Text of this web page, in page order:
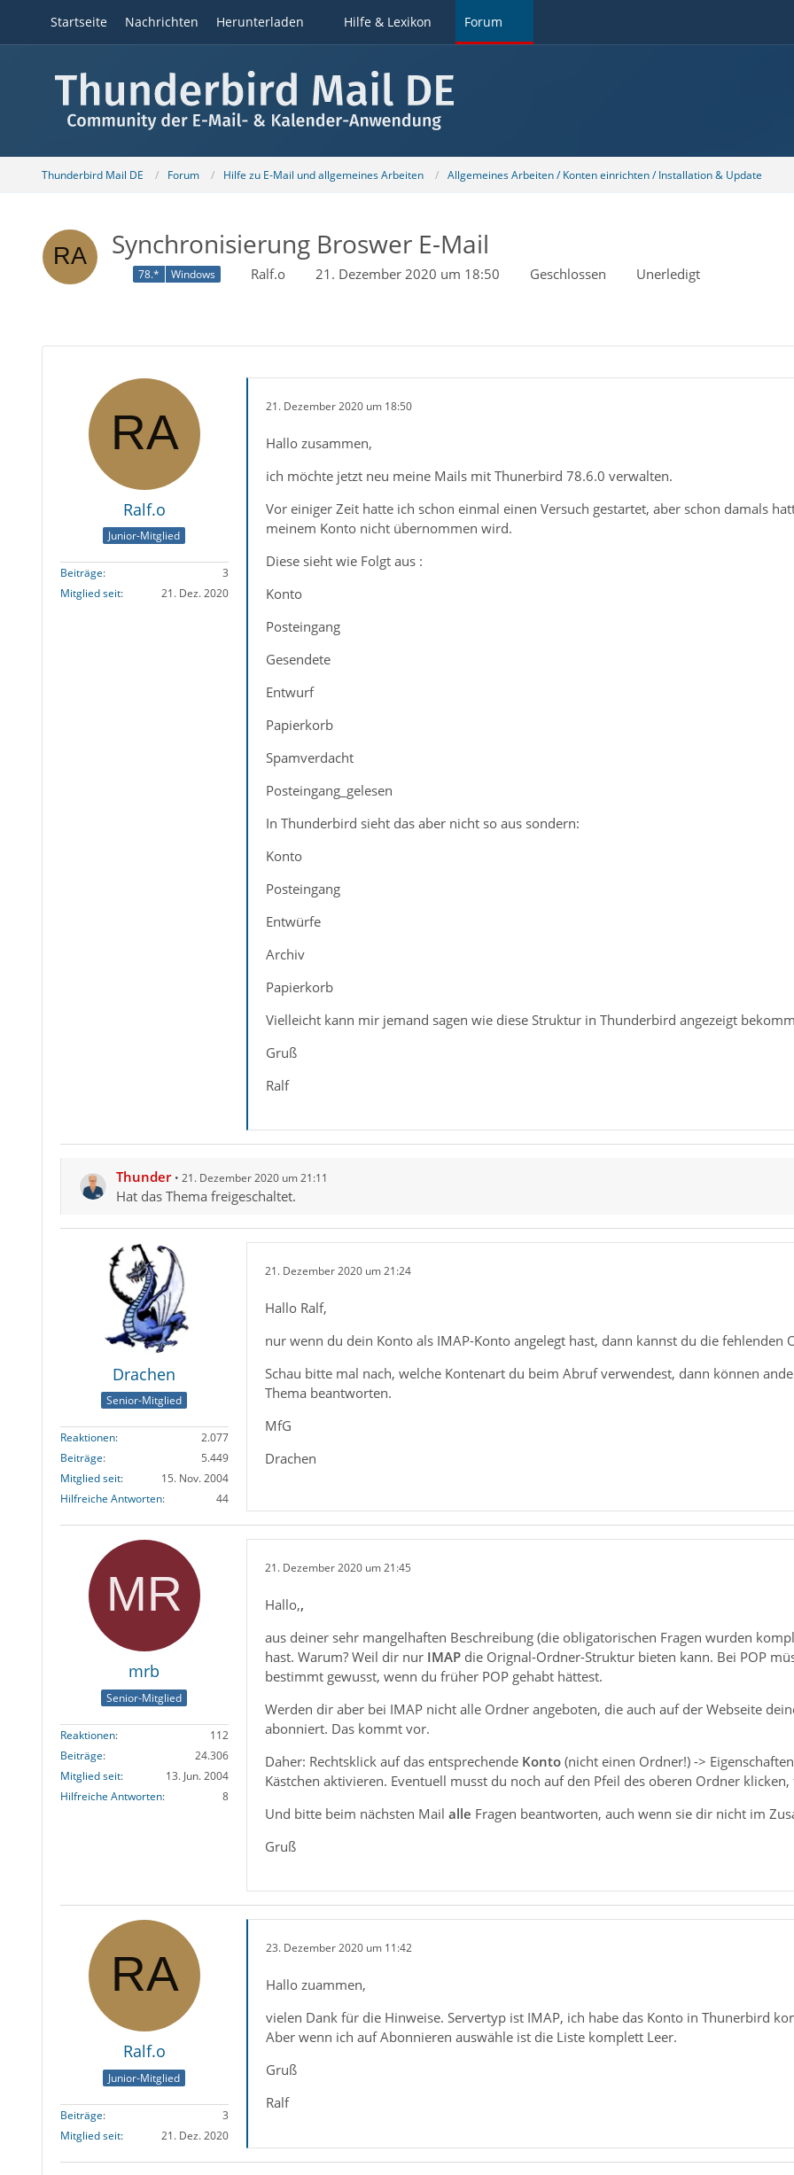
Startseite Nachrichten Herunterladen Hilfe & Lexikon Forum
Thunderbird Mail DE Forum Hilfe zu E-Mail und allgemeines Arbeiten Allgemeines Arbeiten / Konten einrichten / Installation & Update
Synchronisierung Broswer E-Mail
78.* Windows Ralf.o 21. Dezember 2020 um 18:50 Geschlossen Unerledigt
Ralf.o
Junior-Mitglied
Beiträge
3
Mitglied seit
21. Dez. 2020
21. Dezember 2020 um 18:50
Hallo zusammen,
ich möchte jetzt neu meine Mails mit Thunerbird 78.6.0 verwalten.
Vor einiger Zeit hatte ich schon einmal einen Versuch gestartet, aber schon damals
meinem Konto nicht übernommen wird.
Diese sieht wie Folgt aus :
Konto
Posteingang
Gesendete
Entwurf
Papierkorb
Spamverdacht
Posteingang_gelesen
In Thunderbird sieht das aber nicht so aus sondern:
Konto
Posteingang
Entwürfe
Archiv
Papierkorb
Vielleicht kann mir jemand sagen wie diese Struktur in Thunderbird angezeigt
Gruß
Ralf
Thunder 21. Dezember 2020 um 21:11
Hat das Thema freigeschaltet.
Drachen
Senior-Mitglied
Reaktionen
2.077
Beiträge
5.449
Mitglied seit
15. Nov. 2004
Hilfreiche Antworten
44
21. Dezember 2020 um 21:24
Hallo Ralf,
nur wenn du dein Konto als IMAP-Konto angelegt hast, dann kannst du die fehlenden
Schau bitte mal nach, welche Kontenart du beim Abruf verwendest, dann können
Thema beantworten.
MfG
Drachen
mrb
Senior-Mitglied
Reaktionen
112
Beiträge
24.306
Mitglied seit
13. Jun. 2004
Hilfreiche Antworten
8
21. Dezember 2020 um 21:45
Hallo,,
aus deiner sehr mangelhaften Beschreibung (die obligatorischen Fragen wurden
hast. Warum? Weil dir nur IMAPdie Orignal-Ordner-Struktur bieten kann. Bei POP
bestimmt gewusst, wenn du früher POP gehabt hättest.
Werden dir aber bei IMAP nicht alle Ordner angeboten, die auch auf der Webseite
abonniert. Das kommt vor.
Daher: Rechtsklick auf das entsprechende Konto(nicht einen Ordner!) ->
Kästchen aktivieren. Eventuell musst du noch auf den Pfeil des oberen Ordner
Und bitte beim nächsten Mail alle Fragen beantworten, auch wenn sie dir nicht im
Gruß
Ralf.o
Junior-Mitglied
Beiträge
3
Mitglied seit
21. Dez. 2020
23. Dezember 2020 um 11:42
Hallo zuammen,
vielen Dank für die Hinweise. Servertyp ist IMAP, ich habe das Konto in Thunerbird
Aber wenn ich auf Abonnieren auswähle ist die Liste komplett Leer.
Gruß
Ralf